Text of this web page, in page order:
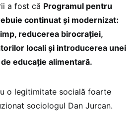
a fost că Programul pentru
continuat și modernizat:
reducerea birocrației,
locali și introducerea unei
educație alimentară.
o legitimitate socială foarte
sociologul Dan Jurcan.